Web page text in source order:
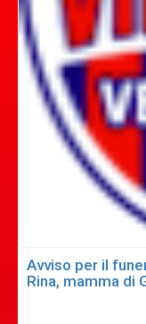
Avviso per il
Rina, mamma di